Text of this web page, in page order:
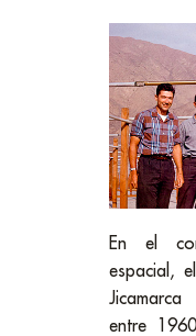
En el
espacial,
entre